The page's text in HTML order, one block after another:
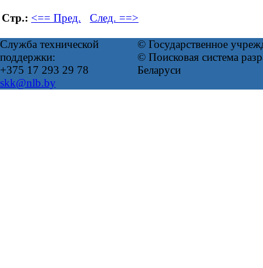
Стр.: <== Пред. След. ==>
Служба технической
поддержки:
+375 17 293 29 78
skk@nlb.by
© Государственное
© Поисковая система
Беларуси